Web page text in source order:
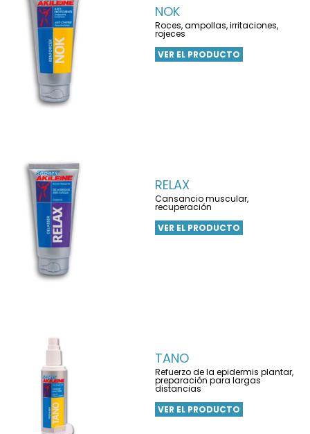
NOK
Roces, ampollas, irritaciones,
rojeces
VER EL PRODUCTO
RELAX
Cansancio muscular,
recuperación
VER EL PRODUCTO
TANO
Refuerzo de la epidermis plantar,
preparación para largas
distancias
VER EL PRODUCTO